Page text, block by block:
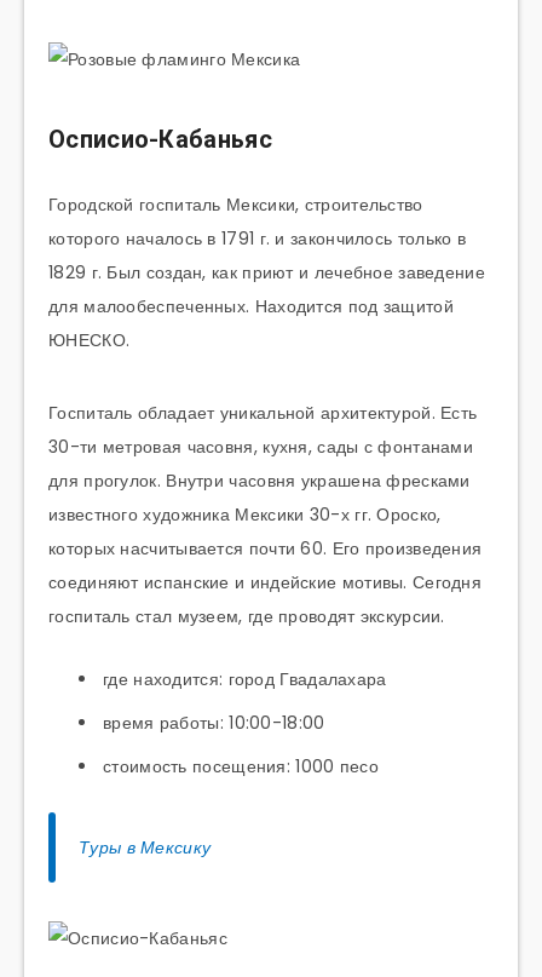
Осписио-Кабаньяс
Городской госпиталь Мексики, строительство
которого началось в 1791 г. и закончилось только в
1829 г. Был создан, как приют и лечебное заведение
для малообеспеченных. Находится под защитой
ЮНЕСКО.
Госпиталь обладает уникальной архитектурой. Есть
30-ти метровая часовня, кухня, сады с фонтанами
для прогулок. Внутри часовня украшена фресками
известного художника Мексики 30-х гг. Ороско,
которых насчитывается почти 60. Его произведения
соединяют испанские и индейские мотивы. Сегодня
госпиталь стал музеем, где проводят экскурсии.
где находится: город Гвадалахара
время работы: 10:00-18:00
стоимость посещения: 1000 песо
Туры в Мексику